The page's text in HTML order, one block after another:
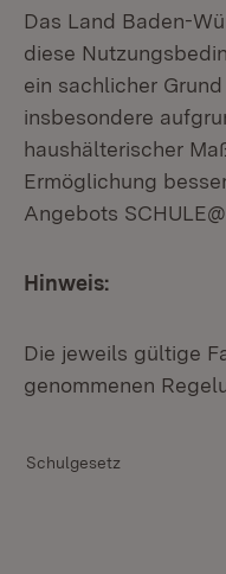
Das Land Baden-
diese
ein sachlicher
insbesondere
haushälterischer
Ermöglichung
Angebots
Hinweis:
Die jeweils gültige
genommenen
Schulgesetz